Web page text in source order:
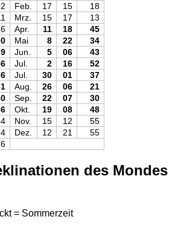
Feb. 17 15
18
Mrz. 15 17
13
Apr. 11 18
45
Mai 8 22
34
Jun. 5 06
43
Jul. 2 16
52
Jul. 30 01
37
Aug. 26 06
21
Sep. 22 07
30
Okt. 19 08
48
Nov. 15 12
55
Dez. 12 21
55
des Mondes
= Sommerzeit